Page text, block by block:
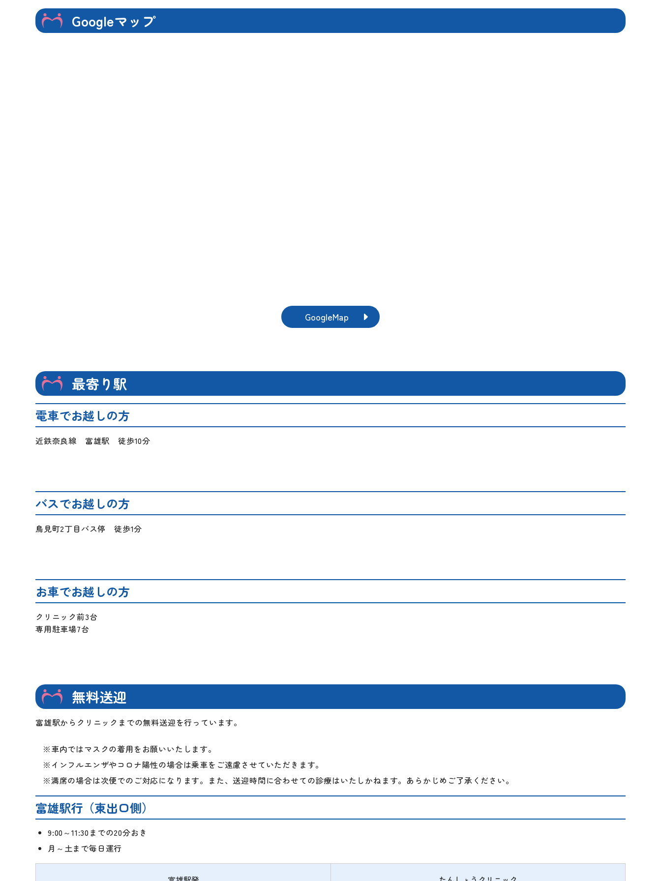
Googleマップ
GoogleMap
最寄り駅
電車でお越しの方
近鉄奈良線 富雄駅 徒歩10分
バスでお越しの方
鳥見町2丁目バス停 徒歩1分
お車でお越しの方
クリニック前3台
専用駐車場7台
無料送迎
富雄駅からクリニックまでの無料送迎を行っています。
※車内ではマスクの着用をお願いいたします。
※インフルエンザやコロナ陽性の場合は乗車をご遠慮させていただきます。
※満席の場合は次便でのご対応になります。また、送迎時間に合わせての診療はいたしかねます。あらかじめご了承ください。
富雄駅行（東出口側）
9:00～11:30までの20分おき
月～土まで毎日運行